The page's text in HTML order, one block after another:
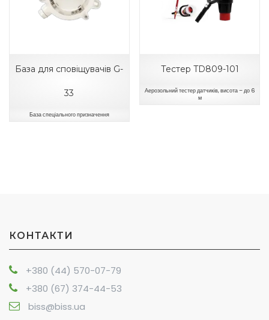
База для сповіщувачів G-
33
База спеціального призначення
Тестер TD809-101
Аерозольний тестер датчиків, висота – до 6
м
КОНТАКТИ
+380 (44) 570-07-79
+380 (67) 374-44-53
biss@biss.ua